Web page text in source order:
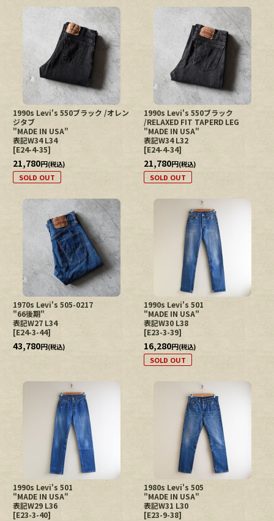
1990s Levi's 550ブラック /オレン
ジタブ
"MADE IN USA"
表記W34 L34
[E24-4-35]
21,780円(税込)
SOLD OUT
1990s Levi's 550ブラック
/RELAXED FIT TAPERD LEG
"MADE IN USA"
表記W34 L32
[E24-4-34]
21,780円(税込)
SOLD OUT
1970s Levi's 505-0217
"66後期"
表記W27 L34
[E24-3-44]
43,780円(税込)
1990s Levi's 501
"MADE IN USA"
表記W30 L38
[E23-3-39]
16,280円(税込)
SOLD OUT
1990s Levi's 501
"MADE IN USA"
表記W29 L36
[E23-3-40]
1980s Levi's 505
"MADE IN USA"
表記W31 L30
[E23-9-38]